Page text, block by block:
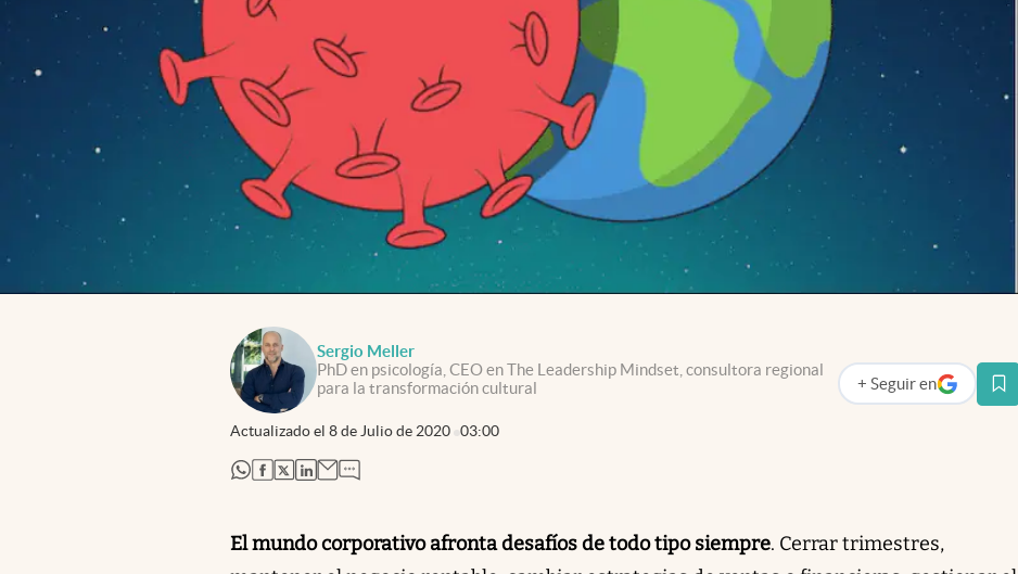
Sergio Meller
PhD en psicología, CEO en The Leadership Mindset, consultora regional
para la transformación cultural
Actualizado el 8 de Julio de 2020 03:00
+ Seguir en
abre en nueva pestaña
abre en nueva pestaña
abre en nueva pestaña
abre en nueva pestaña
abre en nueva pestaña
El mundo corporativo afronta desafíos de todo tipo siempre. Cerrar trimestres,